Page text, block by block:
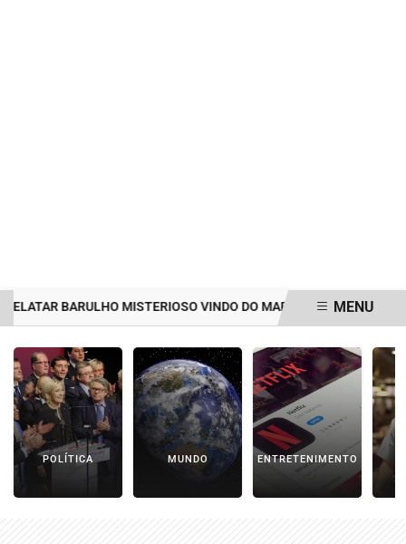
BARULHO MISTERIOSO VINDO DO MAR MULHER É AGREDIDA E
MENU
POLÍTICA MUNDO ENTRETENIMENTO